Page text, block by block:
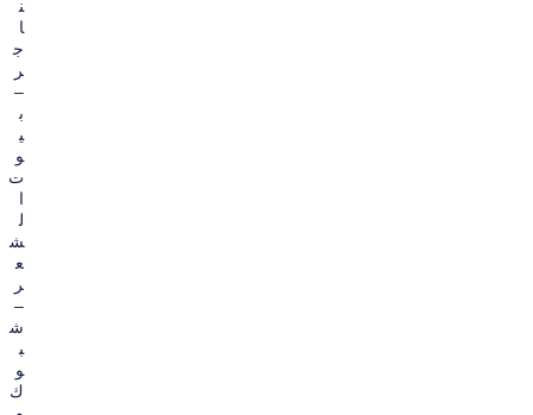
ن
ا
ج
ر
–
ب
ي
و
ت
ا
ل
ش
ع
ر
–
ش
ب
و
ك